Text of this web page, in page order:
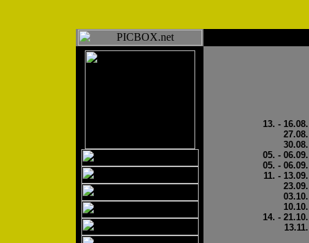
13. - 16.08.
27.08.
30.08.
05. - 06.09.
05. - 06.09.
11. - 13.09.
23.09.
03.10.
10.10.
14. - 21.10.
13.11.